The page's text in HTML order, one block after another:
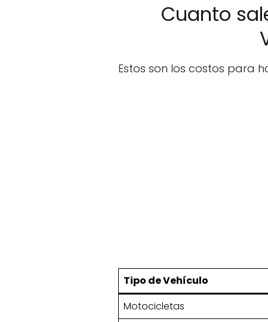
Cuanto
Estos son los costos para
Tipo de Vehículo
Motocicletas